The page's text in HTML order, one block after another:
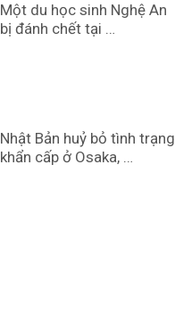
Một du học sinh Nghệ An
bị đánh chết tại …
Nhật Bản huỷ bỏ tình trạng
khẩn cấp ở Osaka, …